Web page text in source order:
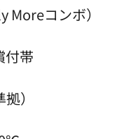
Moreコンボ）
付帯
）